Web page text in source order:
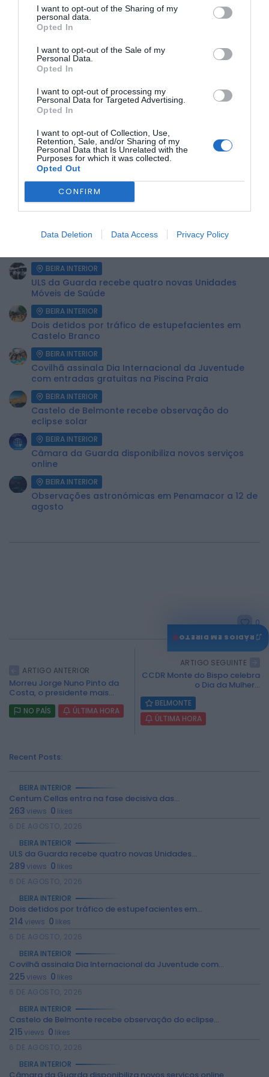
I want to opt-out of the Sharing of my
personal data.
Opted In
I want to opt-out of the Sale of my
Personal Data.
Opted In
I want to opt-out of processing my
Personal Data for Targeted Advertising.
Opted In
I want to opt-out of Collection, Use,
Retention, Sale, and/or Sharing of my
Personal Data that Is Unrelated with the
Purposes for which it was collected.
Opted Out
CONFIRM
Data Deletion Data Access Privacy Policy
2026 Rádio Caria. Todos os direitos
concelho, como também pode abrir portas para futuras
parcerias, incentivar investimentos estrangeiros e
fomentar colaborações em projetos de interesse comum.
Foto: Município de Belmonte
Revisão – Beatriz Tavares
ÚLTIMA HORA:
Centum Cellas entra na fase decisiva das Novas 7
BEIRA INTERIOR
ULS da Guarda recebe quatro novas Unidades
Móveis de Saúde
BEIRA INTERIOR
Dois detidos por tráfico de estupefacientes em
Castelo Branco
BEIRA INTERIOR
Covilhã assinala Dia Internacional da Juventude
com entradas gratuitas na Piscina Praia
BEIRA INTERIOR
Castelo de Belmonte recebe observação do
eclipse solar
BEIRA INTERIOR
Câmara da Guarda disponibiliza novos serviços
online
BEIRA INTERIOR
Observações astronómicas em Penamacor a 12 de
agosto
0
ARTIGO ANTERIOR
Morreu Jorge Nuno Pinto da
Costa, o presidente mais...
NO PAÍS ÚLTIMA HORA
ARTIGO SEGUINTE
CCDR Monte do Bispo celebra
o Dia da Mulher...
BELMONTE
ÚLTIMA HORA
Recent Posts:
BEIRA INTERIOR
Centum Cellas entra na fase decisiva das...
263views 0 likes
6 DE AGOSTO, 2026
BEIRA INTERIOR
ULS da Guarda recebe quatro novas Unidades...
289views 0 likes
6 DE AGOSTO, 2026
BEIRA INTERIOR
Dois detidos por tráfico de estupefacientes em...
214views 0 likes
6 DE AGOSTO, 2026
BEIRA INTERIOR
Covilhã assinala Dia Internacional da Juventude com...
225views 0 likes
6 DE AGOSTO, 2026
BEIRA INTERIOR
Castelo de Belmonte recebe observação do eclipse...
215views 0 likes
6 DE AGOSTO, 2026
BEIRA INTERIOR
♫
RÁDIOS EM DIRETO